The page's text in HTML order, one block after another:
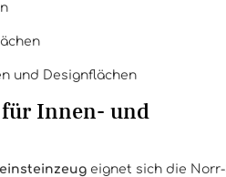
und Designflächen
für Innen- und
eignet sich die